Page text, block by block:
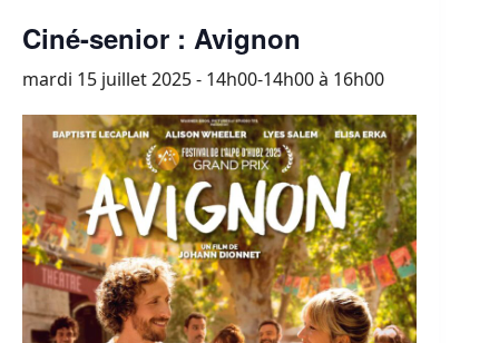
Ciné-senior : Avignon
mardi 15 juillet 2025 - 14h00-14h00à 16h00